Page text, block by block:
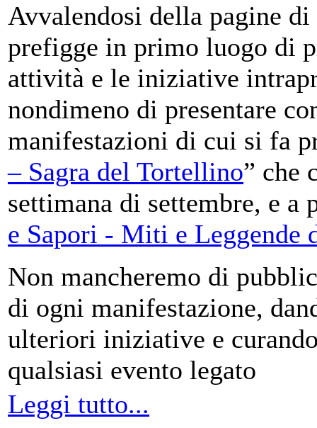
Avvalendosi della pagine
prefigge in primo luogo di
attività e le iniziative
nondimeno di presentare
manifestazioni di cui si fa
– Sagra del Tortellino” che
settimana di settembre, e a
e Sapori - Miti e Leggende
Non mancheremo di
di ogni manifestazione,
ulteriori iniziative e
qualsiasi evento legato
Leggi tutto...